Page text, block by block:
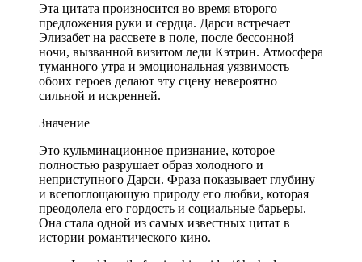
Эта цитата произносится во время второго
предложения руки и сердца. Дарси встречает
Элизабет на рассвете в поле, после бессонной
ночи, вызванной визитом леди Кэтрин. Атмосфера
туманного утра и эмоциональная уязвимость
обоих героев делают эту сцену невероятно
сильной и искренней.
Значение
Это кульминационное признание, которое
полностью разрушает образ холодного и
неприступного Дарси. Фраза показывает глубину
и всепоглощающую природу его любви, которая
преодолела его гордость и социальные барьеры.
Она стала одной из самых известных цитат в
истории романтического кино.